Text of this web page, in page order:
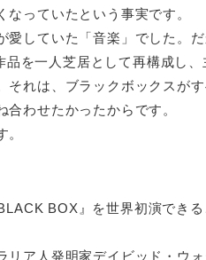
っていたという事実です。
していた「音楽」でした。
を一人芝居として再構成し、
れは、ブラックボックスが
わせたかったからです。
BOX』を世界初演できる
リア人発明家デイビッド・ウ